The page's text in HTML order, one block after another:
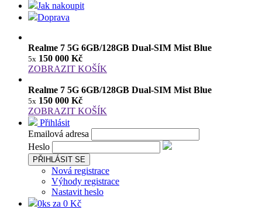
Jak nakoupit
Doprava
Realme 7 5G 6GB/128GB Dual-SIM Mist Blue
5x 150 000 Kč
ZOBRAZIT KOŠÍK
Realme 7 5G 6GB/128GB Dual-SIM Mist Blue
5x 150 000 Kč
ZOBRAZIT KOŠÍK
Přihlásit
Emailová adresa
Heslo
PŘIHLÁSIT SE
Nová registrace
Výhody registrace
Nastavit heslo
0ks za 0 Kč